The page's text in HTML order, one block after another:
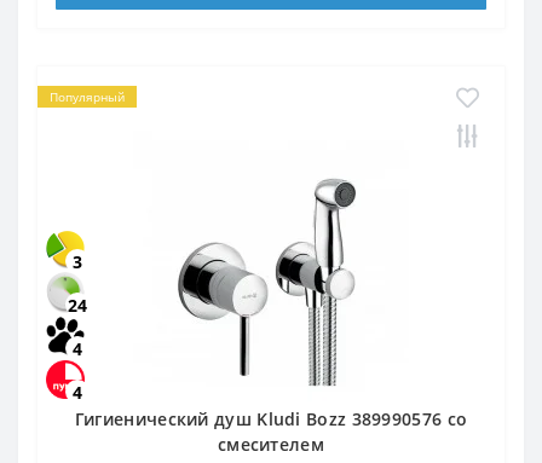
Популярный
3
24
4
4
Гигиенический душ Kludi Bozz 389990576 со
смесителем